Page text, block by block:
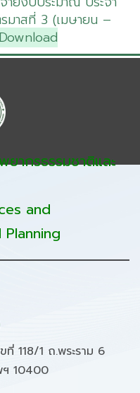
มาสที่ 3 (เมษายน –
Download
ยากรธรรมชาติและ
and
ที่ 118/1 ถ.พระราม 6
10400